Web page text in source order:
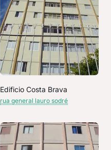
Edificio Costa Brava
rua general lauro sodré